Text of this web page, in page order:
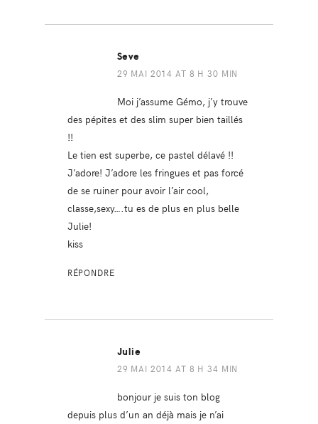
Seve
29 MAI 2014 AT 8 H 30 MIN
Moi j’assume Gémo, j’y trouve
des pépites et des slim super bien taillés
!!
Le tien est superbe, ce pastel délavé !!
J’adore! J’adore les fringues et pas forcé
de se ruiner pour avoir l’air cool,
classe,sexy….tu es de plus en plus belle
Julie!
kiss
RÉPONDRE
Julie
29 MAI 2014 AT 8 H 34 MIN
bonjour je suis ton blog
depuis plus d’un an déjà mais je n’ai